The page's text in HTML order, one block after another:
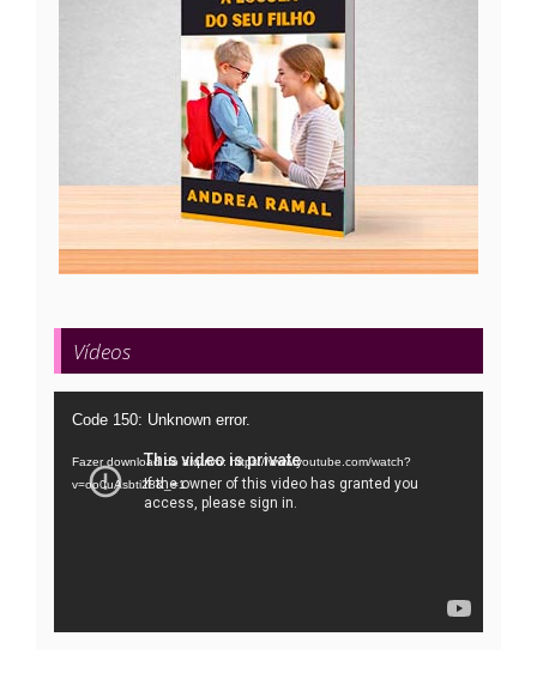
Vídeos
Tocador
vídeo
Code 150: Unknown error.
Fazer download do arquivo: https://www.youtube.com/watch?
v=oo0uAsbti28&_=1